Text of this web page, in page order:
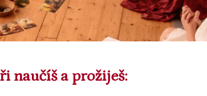
naučíš a prožiješ: